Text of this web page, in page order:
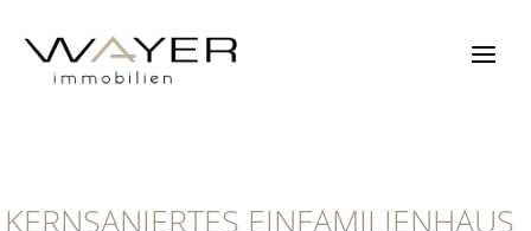
Inhalt
springen
KERNSANIERTES EINFAMILIENHAUS